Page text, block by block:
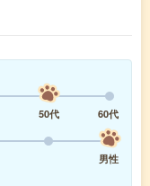
50代
60代
男性